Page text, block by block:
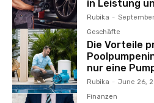
in Leistung
Rubika -
Geschäfte
Die Vorteile
nur eine
Rubika - June 26,
Finanzen